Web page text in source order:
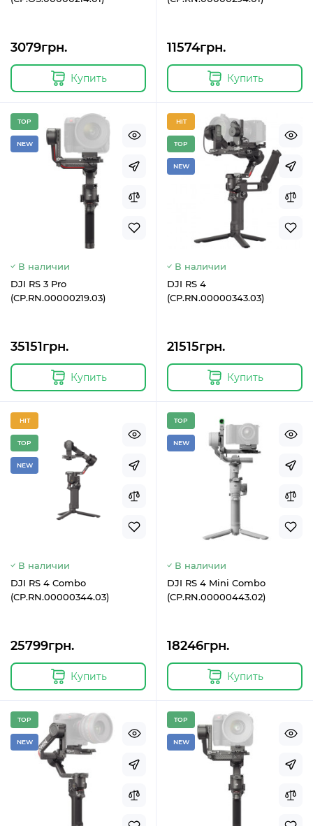
3079грн.
Купить
11574грн.
Купить
TOP
NEW
В наличии
DJI RS 3 Pro
(CP.RN.00000219.03)
35151грн.
Купить
HIT
TOP
NEW
В наличии
DJI RS 4
(CP.RN.00000343.03)
21515грн.
Купить
HIT
TOP
NEW
В наличии
DJI RS 4 Combo
(CP.RN.00000344.03)
25799грн.
Купить
TOP
NEW
В наличии
DJI RS 4 Mini Combo
(CP.RN.00000443.02)
18246грн.
Купить
TOP
NEW
TOP
NEW